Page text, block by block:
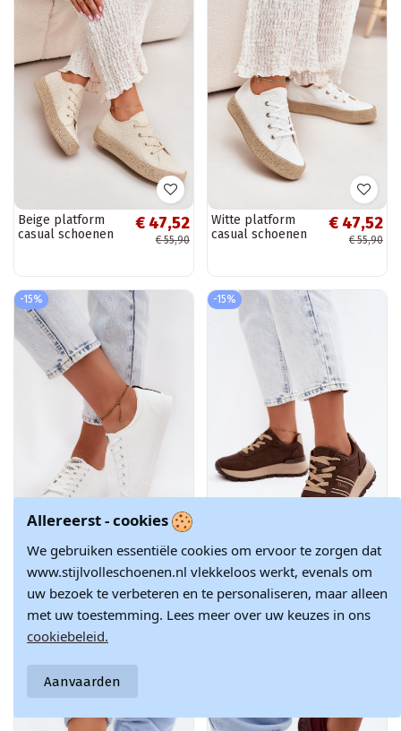
Beige platform
casual schoenen
€ 47,52
€ 55,90
Witte platform
casual schoenen
€ 47,52
€ 55,90
-15%
Witte dames
sneakers van faux
leather Big Star
TT274960
€ 72,17
€ 84,90
-15%
Sneakers voor
platform Big Star
UU274040 w
€ 74,72
€ 87,90
Allereerst - cookies
We gebruiken essentiële cookies om ervoor te zorgen dat
www.stijlvolleschoenen.nl vlekkeloos werkt, evenals om
uw bezoek te verbeteren en te personaliseren, maar alleen
met uw toestemming. Lees meer over uw keuzes in ons
cookiebeleid.
Aanvaarden